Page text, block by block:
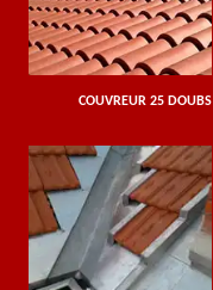
COUVREUR 25 DOUBS